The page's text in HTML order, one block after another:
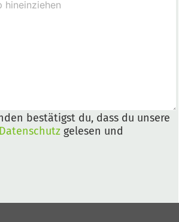
bestätigst du, dass du unsere
Datenschutz gelesen und